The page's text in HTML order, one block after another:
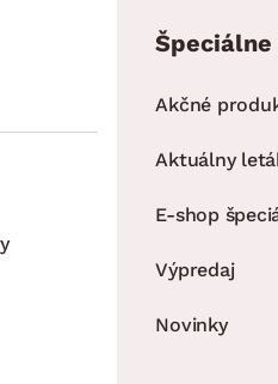
Akčné
Aktuálny
E-shop
Výpredaj
Novinky